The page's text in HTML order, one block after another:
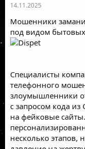
14.11.2025
Мошенники
под видом бытовых
Специалисты
телефонного
злоумышленники
с запросом кода
на фейковые
несколько этапов,